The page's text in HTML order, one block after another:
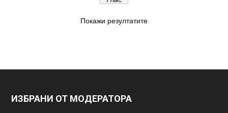
Покажи резултатите
ИЗБРАНИ ОТ МОДЕРАТОРА